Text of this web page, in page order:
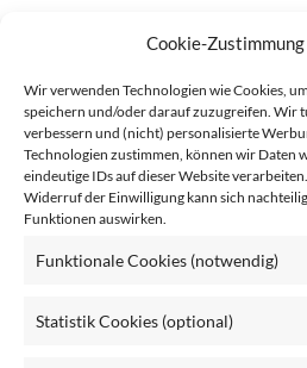
Cookie-
Wir verwenden Technologien wie Cookies,
speichern und/oder darauf zuzugreifen. Wir
verbessern und (nicht) personalisierte
Technologien zustimmen, können wir Daten
eindeutige IDs auf dieser Website
Widerruf der Einwilligung kann sich
Funktionen auswirken.
Funktionale Cookies (notwendig)
Statistik Cookies (optional)
nt